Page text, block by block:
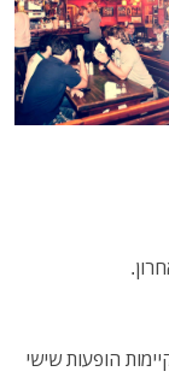
הופעות שישי